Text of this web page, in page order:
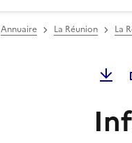
Annuaire La Réunion La